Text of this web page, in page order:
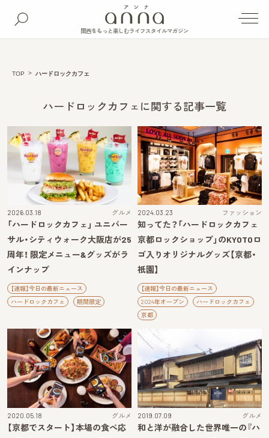
関西をもっと楽しむライフスタイルマガジン
TOP ハードロックカフェ
ハードロックカフェに関する記事一覧
2026.03.18 グルメ
「ハードロックカフェ」 ユニバー
サル・シティウォーク大阪店が25
周年！ 限定メニュー&グッズがラ
インナップ
【速報】今日の最新ニュース
ハードロックカフェ
期間限定
2024.03.23 ファッション
知ってた？「ハードロックカフェ
京都ロックショップ」のKYOTOロ
ゴ入りオリジナルグッズ【京都・
祇園】
【速報】今日の最新ニュース
2024年オープン
ハードロックカフェ
京都
2020.05.18 グルメ
【京都でスタート】本場の食べ応
2019.07.09 グルメ
和と洋が融合した世界唯一の『ハ